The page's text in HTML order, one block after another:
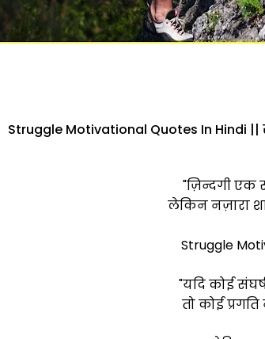
Struggle Motivational Quotes In Hindi
"ज़िन्दगी एक
लेकिन नज़ारा
Struggle
"यदि कोई
तो कोई प्रगति